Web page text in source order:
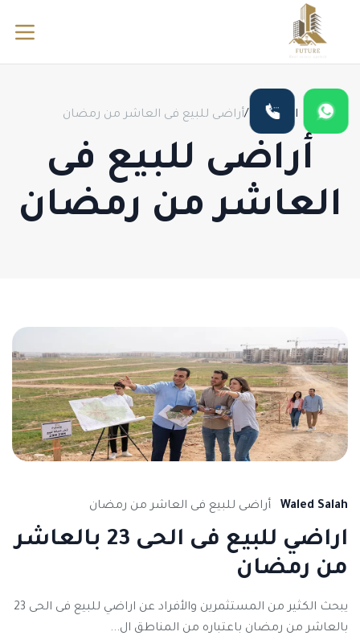
الرئيسية /أراضى للبيع فى العاشر من رمضان
أراضى للبيع فى
العاشر من رمضان
Waled Salah أراضى للبيع فى العاشر من رمضان
اراضي للبيع فى الحى 23 بالعاشر
من رمضان
يبحث الكثير من المستثمرين والأفراد عن اراضي للبيع فى الحى 23
بالعاشر من رمضان باعتباره من المناطق ال...